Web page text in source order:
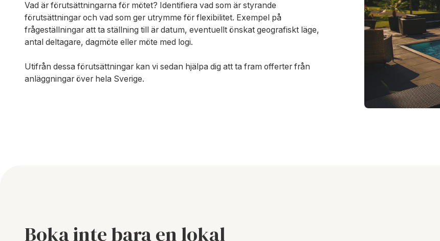
Vad är förutsättningarna för mötet? Identifiera vad som är styrande
förutsättningar och vad som ger utrymme för flexibilitet. Exempel på
frågeställningar att ta ställning till är datum, eventuellt önskat geografiskt läge,
antal deltagare, dagmöte eller möte med logi.
Utifrån dessa förutsättningar kan vi sedan hjälpa dig att ta fram offerter från
anläggningar över hela Sverige.
Boka inte bara en lokal